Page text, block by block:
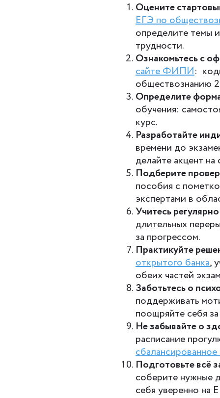
Оцените
ЕГЭ по
определите темы
трудности.
Ознакомьтесь с
сайте ФИПИ:
обществознанию
Определите
обучения:
курс.
Разработайте
времени до
делайте акцент
Подберите
пособия с
экспертами в
Учитесь
длительных
за прогрессом.
Практикуйте
открытого банка,
обеих частей
Заботьтесь о
поддерживать
поощряйте себя
Не забывайте о
расписание
сбалансированное
Подготовьте всё
соберите нужные
себя уверенно на